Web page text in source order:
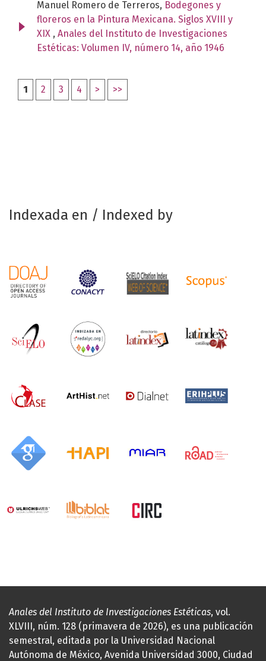
Manuel Romero de Terreros, Bodegones y
floreros en la Pintura Mexicana. Siglos XVIII y
XIX , Anales del Instituto de Investigaciones
Estéticas: Volumen IV, número 14, año 1946
1 2 3 4 > >>
Indexada en / Indexed by
Anales del Instituto de Investigaciones Estéticas, vol.
XLVIII, núm. 128 (primavera de 2026), es una publicación
semestral, editada por la Universidad Nacional
Autónoma de México, Avenida Universidad 3000, Ciudad